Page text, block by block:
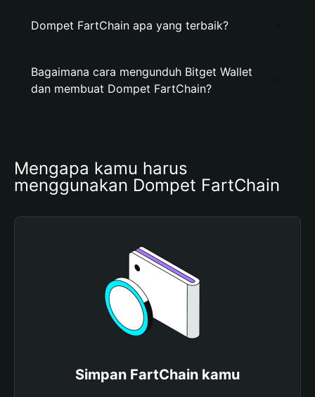
Dompet FartChain apa yang terbaik?
Bagaimana cara mengunduh Bitget Wallet
dan membuat Dompet FartChain?
Mengapa kamu harus
menggunakan Dompet FartChain
Simpan FartChain kamu